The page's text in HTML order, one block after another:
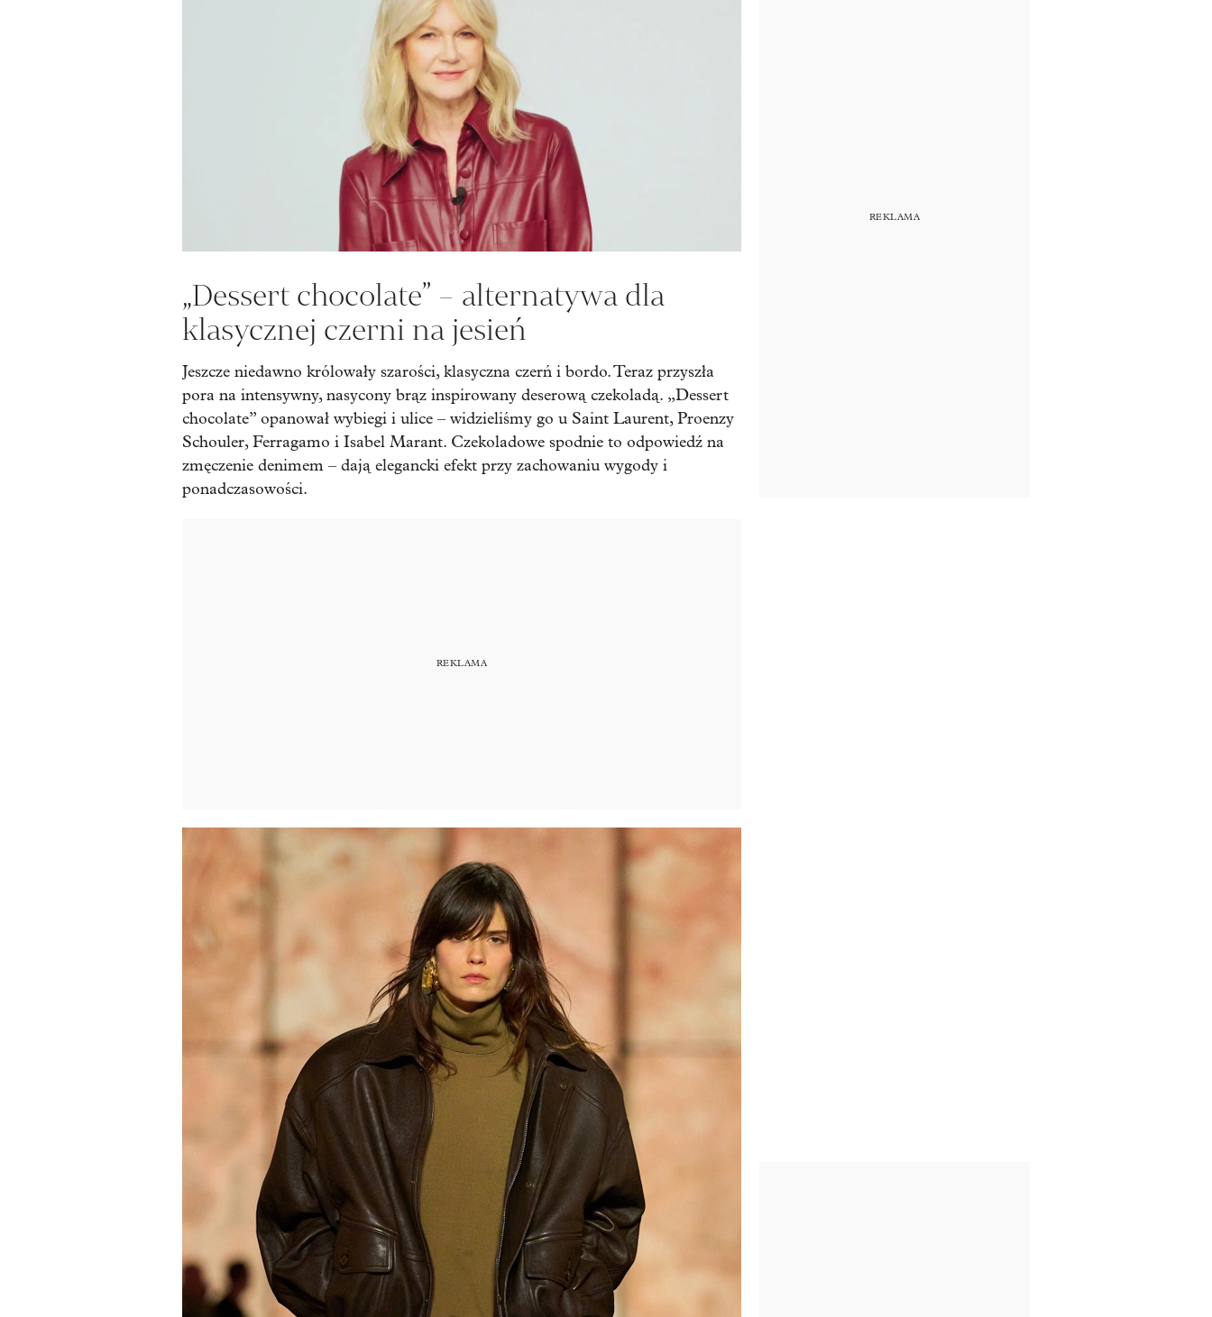
„Dessert chocolate” – alternatywa dla
klasycznej czerni na jesień
Jeszcze niedawno królowały szarości, klasyczna czerń i bordo. Teraz przyszła
pora na intensywny, nasycony brąz inspirowany deserową czekoladą. „Dessert
chocolate” opanował wybiegi i ulice – widzieliśmy go u Saint Laurent, Proenzy
Schouler, Ferragamo i Isabel Marant. Czekoladowe spodnie to odpowiedź na
zmęczenie denimem – dają elegancki efekt przy zachowaniu wygody i
ponadczasowości.